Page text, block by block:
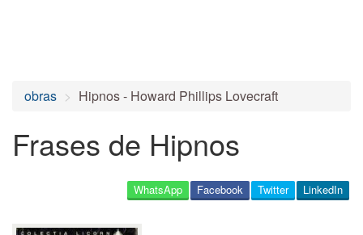
obras Hipnos - Howard Phillips Lovecraft
Frases de Hipnos
LinkedIn
Twitter
Facebook
WhatsApp